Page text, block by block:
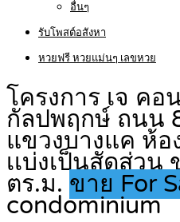
อื่นๆ
รับโพสต์อสังหา
หวยฟรี หวยแม่นๆ เลขหวย
โครงการ เจ คอ
กัลปพฤกษ์ ถนน
แขวงบางแค ห้อ
เเบ่งเป็นสัดส่ว
ตร.ม. ขาย For
condominium